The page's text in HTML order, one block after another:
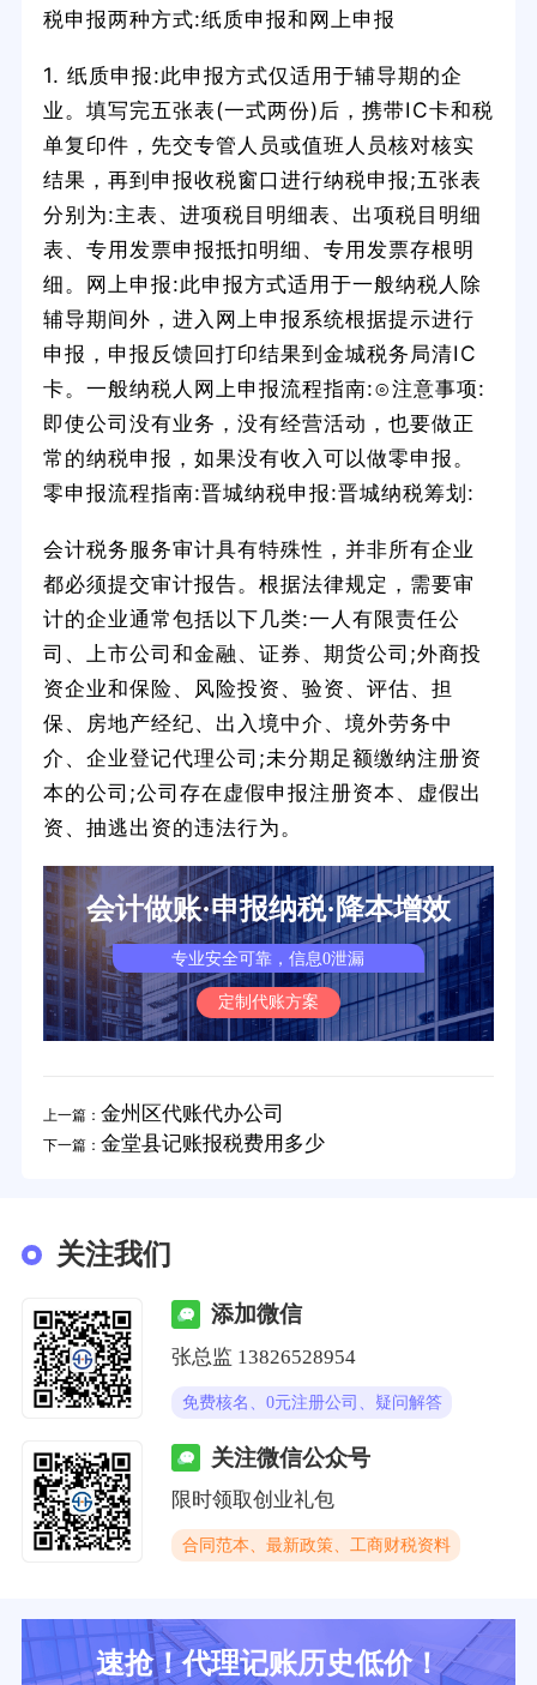
税申报两种方式:纸质申报和网上申报
1. 纸质申报:此申报方式仅适用于辅导期的企
业。填写完五张表(一式两份)后，携带IC卡和税
单复印件，先交专管人员或值班人员核对核实
结果，再到申报收税窗口进行纳税申报;五张表
分别为:主表、进项税目明细表、出项税目明细
表、专用发票申报抵扣明细、专用发票存根明
细。网上申报:此申报方式适用于一般纳税人除
辅导期间外，进入网上申报系统根据提示进行
申报，申报反馈回打印结果到金城税务局清IC
卡。一般纳税人网上申报流程指南:⊙注意事项:
即使公司没有业务，没有经营活动，也要做正
常的纳税申报，如果没有收入可以做零申报。
零申报流程指南:晋城纳税申报:晋城纳税筹划:
会计税务服务审计具有特殊性，并非所有企业
都必须提交审计报告。根据法律规定，需要审
计的企业通常包括以下几类:一人有限责任公
司、上市公司和金融、证券、期货公司;外商投
资企业和保险、风险投资、验资、评估、担
保、房地产经纪、出入境中介、境外劳务中
介、企业登记代理公司;未分期足额缴纳注册资
本的公司;公司存在虚假申报注册资本、虚假出
资、抽逃出资的违法行为。
会计做账·申报纳税·降本增效
专业安全可靠，信息0泄漏
定制代账方案
上一篇： 金州区代账代办公司
下一篇： 金堂县记账报税费用多少
关注我们
添加微信
张总监 13826528954
免费核名、0元注册公司、疑问解答
关注微信公众号
限时领取创业礼包
合同范本、最新政策、工商财税资料
速抢！代理记账历史低价！